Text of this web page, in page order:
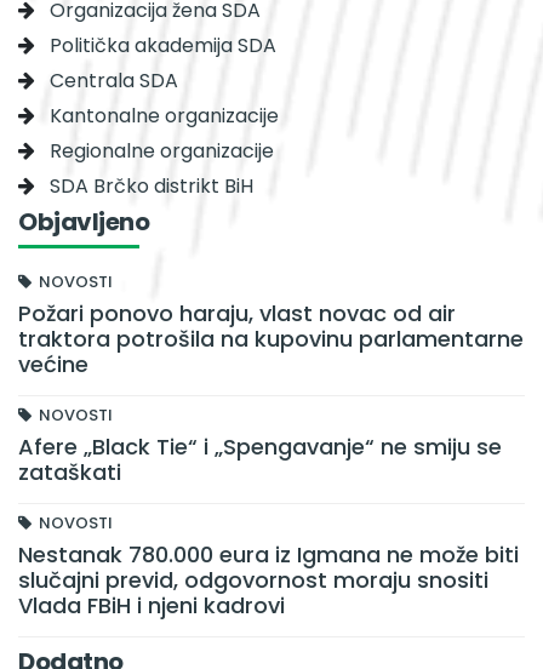
Organizacija žena SDA
Politička akademija SDA
Centrala SDA
Kantonalne organizacije
Regionalne organizacije
SDA Brčko distrikt BiH
Objavljeno
NOVOSTI
Požari ponovo haraju, vlast novac od air
traktora potrošila na kupovinu parlamentarne
većine
NOVOSTI
Afere „Black Tie“ i „Spengavanje“ ne smiju se
zataškati
NOVOSTI
Nestanak 780.000 eura iz Igmana ne može biti
slučajni previd, odgovornost moraju snositi
Vlada FBiH i njeni kadrovi
Dodatno